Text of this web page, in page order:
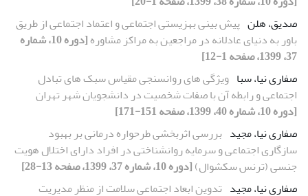
صدیق، هلن پیش بینی بهزیستی اجتماعی و اعتماد اجتماعی از طریق
باور به دنیای عادلانه در مراجعین به مراکز مشاوره
[دوره 10، شماره
37، 1399، صفحه 1-12]
صفاری نیا، سبا ویژگی های روانسنجی مقیاس سبک های تبادل
اجتماعی و رابطه آن با صفات شخصیت در دانشجویان شهر تهران
[دوره 10، شماره 40، 1399، صفحه 151-171]
صفاری نیا، مجید بررسی اثربخشی طرحواره درمانی بر بهبود
سازگاری اجتماعی و سرمایه روانشناختی در افراد دارای اختلال هویت
جنسی (ترنس سکشوال)[دوره 10، شماره 37، 1399، صفحه 13-28]
صفاری نیا، مجید تدوین ابعاد اجتماعی سلامت از منظر مدیریت